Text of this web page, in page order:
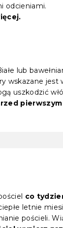
odcieniami.
lub
wskazane jest
uszkodzić
co
letnie
pościeli.